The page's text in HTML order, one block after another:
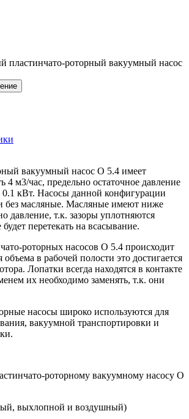
вакуумный насос O 5.4 имеет
4 м3/час, предельно остаточное давление
кВт. Насосы данной конфигурации
без масляные. Масляные имеют ниже
давление, т.к. зазоры уплотняются
перетекать на всасывание.
роторных насосов O 5.4 происходит
в рабочей полости это достигается
Лопатки всегда находятся в контакте
их необходимо заменять, т.к. они
насосы широко используются для
вакуумной транспортировки и
роторному вакуумному насосу O
выхлопной и воздушный)